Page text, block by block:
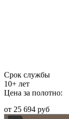
Срок службы
10+ лет
Цена за полотно:
от 25 694 руб